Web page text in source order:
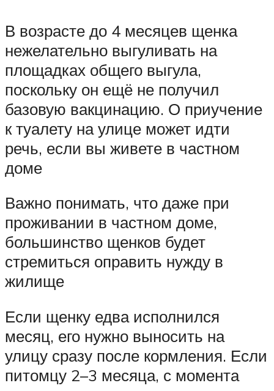
В возрасте до 4 месяцев щенка
нежелательно выгуливать на
площадках общего выгула,
поскольку он ещё не получил
базовую вакцинацию. О приучение
к туалету на улице может идти
речь, если вы живете в частном
доме
Важно понимать, что даже при
проживании в частном доме,
большинство щенков будет
стремиться оправить нужду в
жилище
Если щенку едва исполнился
месяц, его нужно выносить на
улицу сразу после кормления. Если
питомцу 2–3 месяца, с момента